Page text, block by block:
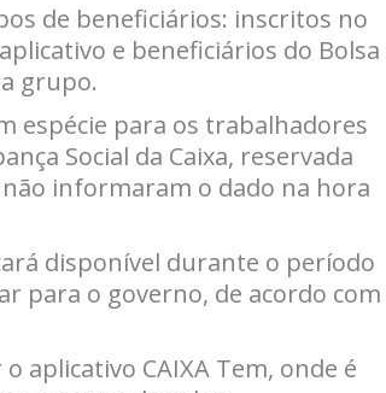
de beneficiários: inscritos no
e beneficiários do Bolsa
grupo.
espécie para os trabalhadores
Social da Caixa, reservada
informaram o dado na hora
disponível durante o período
para o governo, de acordo com
aplicativo CAIXA Tem, onde é